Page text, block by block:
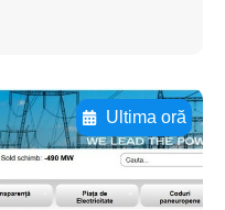
Ultima oră
pentru
aici